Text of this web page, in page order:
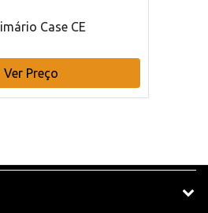
Case CE
Ver Preço